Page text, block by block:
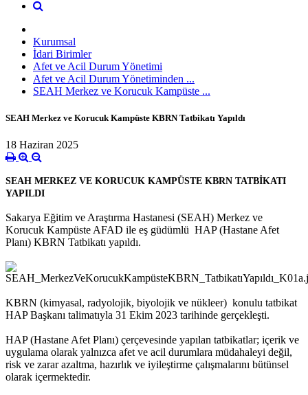
Kurumsal
İdari Birimler
Afet ve Acil Durum Yönetimi
Afet ve Acil Durum Yönetiminden ...
SEAH Merkez ve Korucuk Kampüste ...
SEAH Merkez ve Korucuk Kampüste KBRN Tatbikatı Yapıldı
18 Haziran 2025
SEAH MERKEZ VE KORUCUK KAMPÜSTE KBRN TATBİKATI
YAPILDI
Sakarya Eğitim ve Araştırma Hastanesi (SEAH) Merkez ve
Korucuk Kampüste AFAD ile eş güdümlü HAP (Hastane Afet
Planı) KBRN Tatbikatı yapıldı.
KBRN (kimyasal, radyolojik, biyolojik ve nükleer) konulu tatbikat
HAP Başkanı talimatıyla 31 Ekim 2023 tarihinde gerçekleşti.
HAP (Hastane Afet Planı) çerçevesinde yapılan tatbikatlar; içerik ve
uygulama olarak yalnızca afet ve acil durumlara müdahaleyi değil,
risk ve zarar azaltma, hazırlık ve iyileştirme çalışmalarını bütünsel
olarak içermektedir.